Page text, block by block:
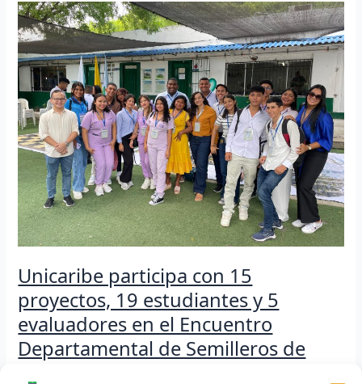
Unicaribe participa con 15
proyectos, 19 estudiantes y 5
evaluadores en el Encuentro
Departamental de Semilleros de
Unicaribe
participa
con
15
proyectos,
19
estudiantes
y
5
evaluadores
en
el
Encuentro
Departamental
de
de
Investigación
de
la
Redcolsi